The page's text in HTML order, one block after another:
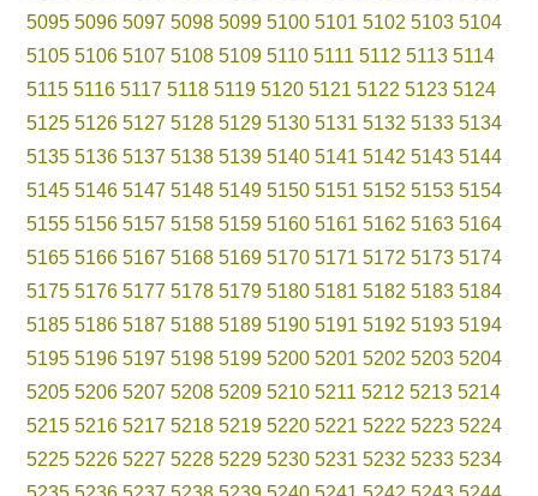
5095 5096 5097 5098 5099 5100 5101 5102 5103 5104
5105 5106 5107 5108 5109 5110 5111 5112 5113 5114
5115 5116 5117 5118 5119 5120 5121 5122 5123 5124
5125 5126 5127 5128 5129 5130 5131 5132 5133 5134
5135 5136 5137 5138 5139 5140 5141 5142 5143 5144
5145 5146 5147 5148 5149 5150 5151 5152 5153 5154
5155 5156 5157 5158 5159 5160 5161 5162 5163 5164
5165 5166 5167 5168 5169 5170 5171 5172 5173 5174
5175 5176 5177 5178 5179 5180 5181 5182 5183 5184
5185 5186 5187 5188 5189 5190 5191 5192 5193 5194
5195 5196 5197 5198 5199 5200 5201 5202 5203 5204
5205 5206 5207 5208 5209 5210 5211 5212 5213 5214
5215 5216 5217 5218 5219 5220 5221 5222 5223 5224
5225 5226 5227 5228 5229 5230 5231 5232 5233 5234